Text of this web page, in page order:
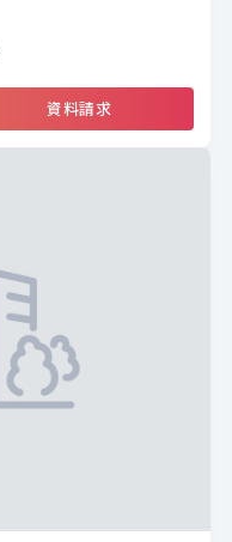
資料請求